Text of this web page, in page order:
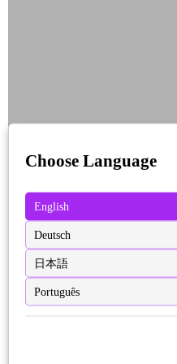
Choose Language
English
Deutsch
日本語
Português